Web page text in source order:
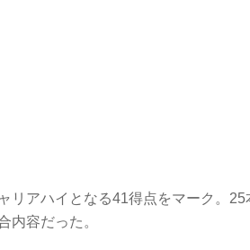
リアハイとなる41得点をマーク。25
内容だった。